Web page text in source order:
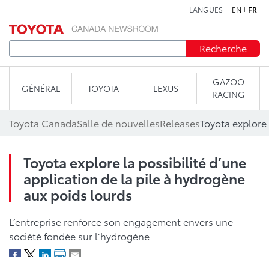
LANGUES EN FR
Recherche
GÉNÉRAL TOYOTA LEXUS
GAZOO
RACING
Toyota CanadaSalle de nouvellesReleases
Toyota explore la possibilité d’une
application de la pile à hydrogène
aux poids lourds
L’entreprise renforce son engagement envers une
société fondée sur l’hydrogène